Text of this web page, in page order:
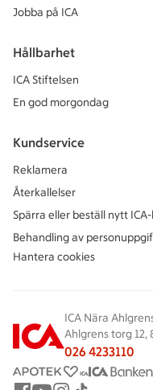
Jobba på ICA
Hållbarhet
ICA Stiftelsen
En god morgondag
Kundservice
Reklamera
Återkallelser
Spärra eller beställ nytt
Behandling av
Hantera cookies
ICA Nära
Ahlgrens torg 12,
026 4233110